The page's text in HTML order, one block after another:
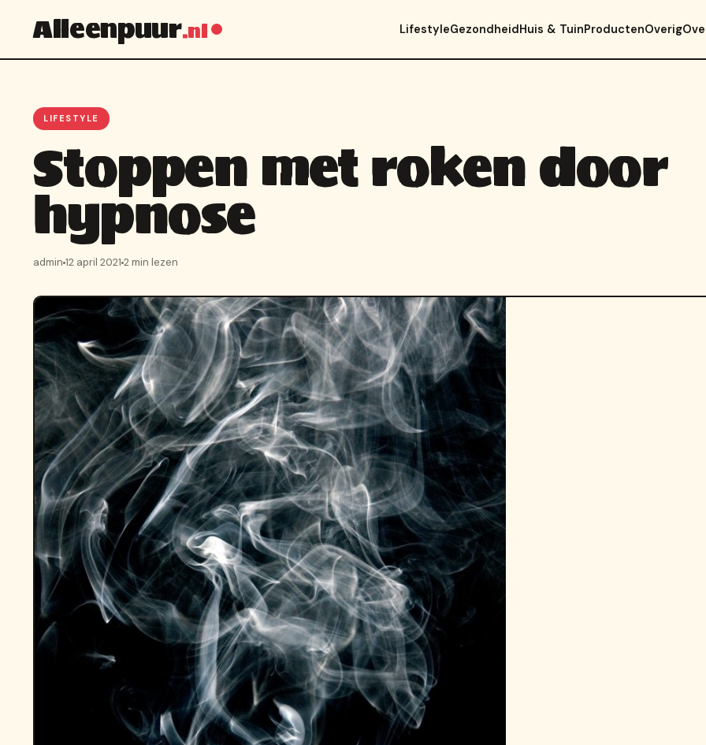
Alleenpuur.nl LifestyleGezondheidHuis & TuinProductenOverig
LIFESTYLE
Stoppen met roken door
hypnose
admin 12 april 2021 2 min lezen